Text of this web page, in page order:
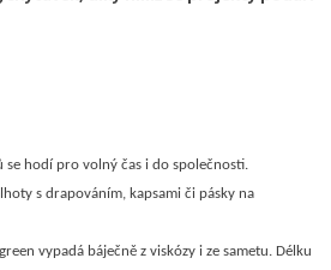
se hodí pro volný čas i do společnosti.
s drapováním, kapsami či pásky na
vypadá báječně z viskózy i ze sametu. Délku